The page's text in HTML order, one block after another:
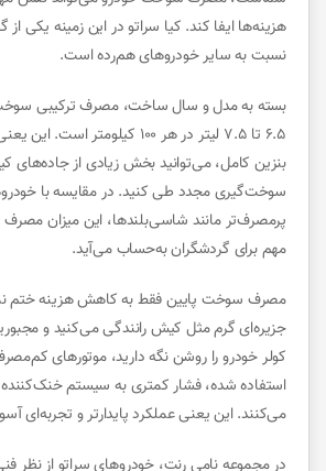
هزینه‌ها ایفا کند. کیا سراتو در این زمینه یکی
نسبت به سایر خودروهای هم‌رده است.
بسته به مدل و سال ساخت، مصرف ترکیبی سوخت
۶.۵ تا ۷.۵ لیتر در هر ۱۰۰ کیلومتر
بنزین کامل، می‌توانید بخش زیادی از جاده‌های
سوخت‌گیری مجدد طی کنید. در مقایسه با
پرمصرف‌تر مانند شاسی‌بلندها، این میزان
مهم برای گردشگران به‌حساب می‌آید.
مصرف سوخت پایین فقط به کاهش هزینه ختم
جزیره‌ای گرم مثل کیش رانندگی می‌کنید و
کولر خودرو را روشن نگه دارید، موتورهای
استفاده شده، فشار کمتری به سیستم خنک‌کننده
می‌کنند. این یعنی عملکرد پایدارتر و تجربه‌ای
در مجموعه نامی رنت، خودروهای سراتو از